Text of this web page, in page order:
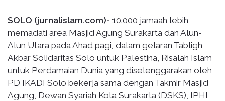
SOLO (jurnalislam.com)- 10.000 jamaah lebih
memadati area Masjid Agung Surakarta dan Alun-
Alun Utara pada Ahad pagi, dalam gelaran Tabligh
Akbar Solidaritas Solo untuk Palestina, Risalah Islam
untuk Perdamaian Dunia yang diselenggarakan oleh
PD IKADI Solo bekerja sama dengan Takmir Masjid
Agung, Dewan Syariah Kota Surakarta (DSKS), IPHI